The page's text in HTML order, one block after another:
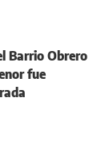
Barrio Obrero
fue